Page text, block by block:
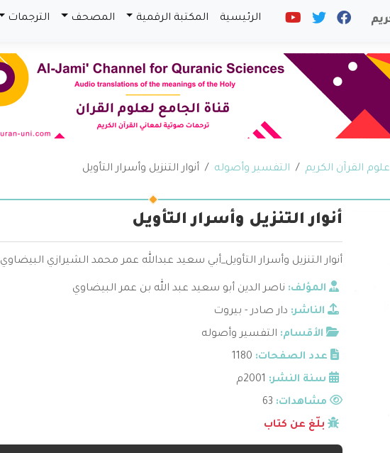
الرئيسية المكتبة الرقمية المصحف الترجمات
علوم القرآن الكريم التفسير وأصوله أنوار التنزيل وأسرار التأويل
أنوار التنزيل وأسرار التأويل
أنوار التنزيل وأسرار التأويل_أبي سعيد عبدالله عمر محمد الشيرازي البيضاوي
المؤلف: ناصر الدين أبو سعيد عبد الله بن عمر البيضاوي
الناشر: دار صادر - بيروت
الأقسام: التفسير وأصوله
عدد الصفحات: 1180
سنة النشر: 2001م
مشاهدات:
بلّغ عن كتاب